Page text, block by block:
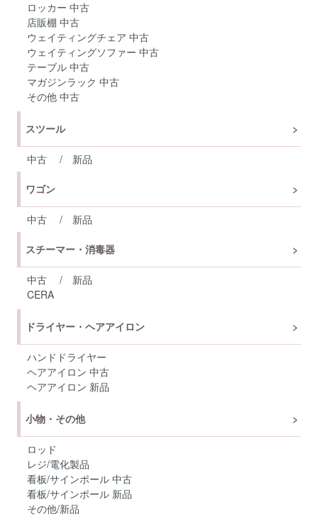
ロッカー 中古
店販棚 中古
ウェイティングチェア 中古
ウェイティングソファー 中古
テーブル 中古
マガジンラック 中古
その他 中古
スツール
中古 / 新品
ワゴン
中古 / 新品
スチーマー・消毒器
中古 /
新品
CERA
ドライヤー・ヘアアイロン
ハンドドライヤー
ヘアアイロン 中古
ヘアアイロン 新品
小物・その他
ロッド
レジ/電化製品
看板/サインポール 中古
看板/サインポール 新品
その他/新品